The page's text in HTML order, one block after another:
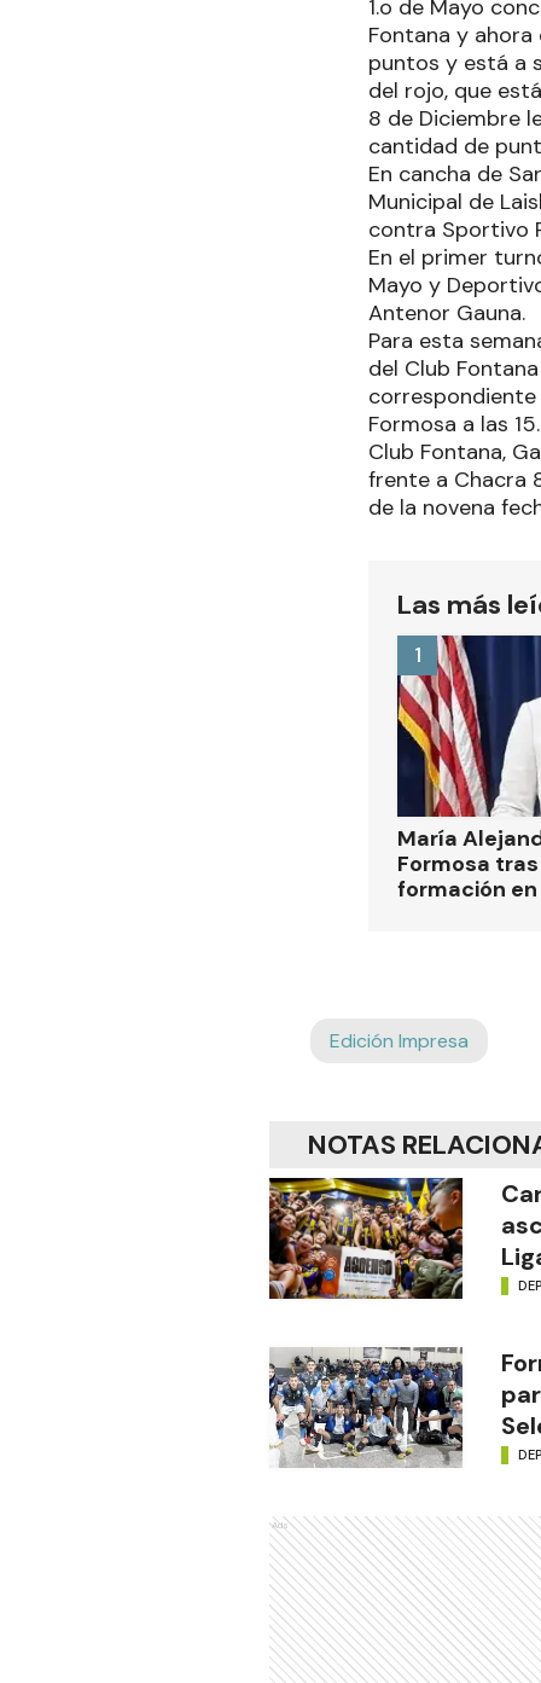
1.o de Mayo
Fontana y
puntos y está a
del rojo, que
8 de Diciembre
cantidad de
En cancha de
Municipal de
contra Sportivo
En el primer
Mayo y
Antenor Gauna.
Para esta
del Club
correspondiente
Formosa a las
Club Fontana,
frente a Chacra
de la novena
Las más
María
Formosa
formación
1
Edición Impresa
NOTAS
Ads